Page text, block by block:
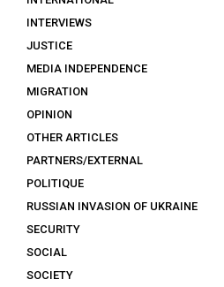
INTERVIEWS
JUSTICE
MEDIA INDEPENDENCE
MIGRATION
OPINION
OTHER ARTICLES
PARTNERS/EXTERNAL
POLITIQUE
RUSSIAN INVASION OF UKRAINE
SECURITY
SOCIAL
SOCIETY